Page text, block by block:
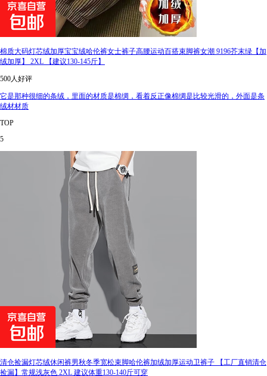
棉质大码灯芯绒加厚宝宝绒哈伦裤女士裤子高腰运动百搭束脚裤女潮 9196芥末绿【加
绒加厚】 2XL 【建议130-145斤】
500人好评
它是那种很细的条绒，里面的材质是棉绸，看着反正像棉绸是比较光滑的，外面是条
绒材材质
TOP
5
清仓捡漏灯芯绒休闲裤男秋冬季宽松束脚哈伦裤加绒加厚运动卫裤子 【工厂直销清仓
捡漏】常规浅灰色 2XL 建议体重130-140斤可穿